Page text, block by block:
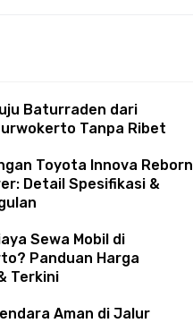
Baturraden dari
Tanpa Ribet
Toyota Innova Reborn
Detail Spesifikasi &
Sewa Mobil di
Panduan Harga
Terkini
Aman di Jalur